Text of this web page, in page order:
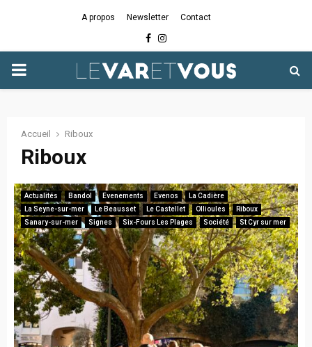
A propos Newsletter Contact
Facebook
Instagram
PRIMARY
Accueil Riboux
Riboux
Actualités Bandol Evenements Evenos
La Cadière
La Seyne-sur-mer
Le Beausset Le Castellet Ollioules
Riboux
Sanary-sur-mer
Signes Six-Fours Les Plages Société St Cyr sur mer